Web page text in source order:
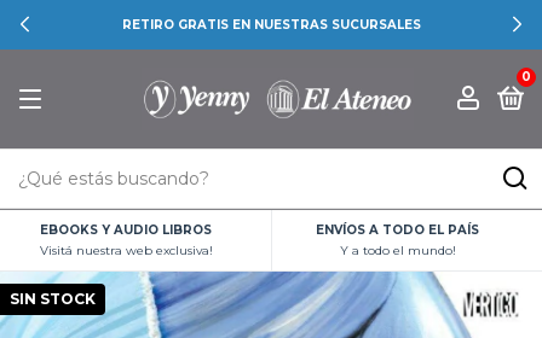
RETIRO GRATIS EN NUESTRAS SUCURSALES
0
EBOOKS Y AUDIO LIBROS
Visitá nuestra web exclusiva!
ENVÍOS A TODO EL PAÍS
Y a todo el mundo!
SIN STOCK